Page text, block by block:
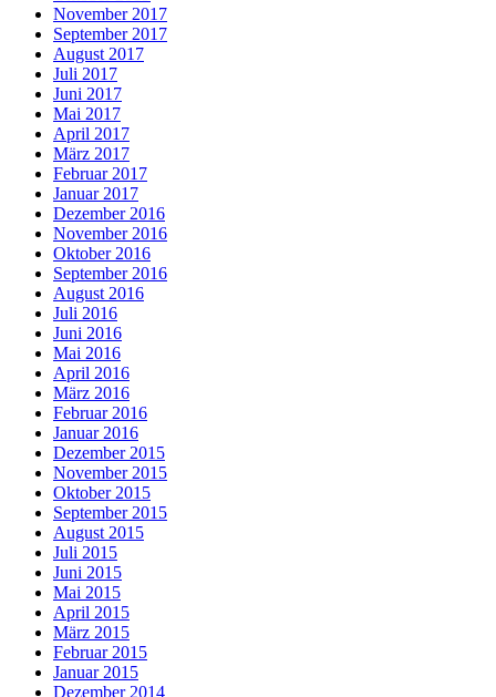
November 2017
September 2017
August 2017
Juli 2017
Juni 2017
Mai 2017
April 2017
März 2017
Februar 2017
Januar 2017
Dezember 2016
November 2016
Oktober 2016
September 2016
August 2016
Juli 2016
Juni 2016
Mai 2016
April 2016
März 2016
Februar 2016
Januar 2016
Dezember 2015
November 2015
Oktober 2015
September 2015
August 2015
Juli 2015
Juni 2015
Mai 2015
April 2015
März 2015
Februar 2015
Januar 2015
Dezember 2014